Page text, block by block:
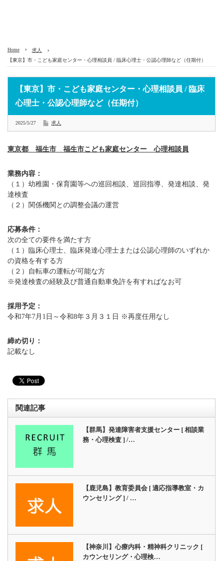
Home
求人
【東京】市・こども家庭センター・心理相談員 / 臨床心理士・公認心理師など（任期付）
【東京】市・こども家庭センター・心理相談員 / 臨床
心理士・公認心理師など（任期付）
2025/5/27 求人
東京都 福生市 福生市こども家庭センター 心理相談員
業務内容：
（１）幼稚園・保育園等への巡回相談、巡回指導、発達相談、発
達検査
（２）関係機関との調整会議の運営
応募条件：
次の全ての要件を満たす方
（１）臨床心理士、臨床発達心理士または公認心理師のいずれか
の資格を有する方
（２）自転車の運転が可能な方
※発達検査の経験及び普通自動車免許を有すればなお可
採用予定：
令和7年7月1日～令和8年３月３１日 ※再度任用なし
締め切り：
記載なし
関連記事
【群馬】発達障害者支援センター [ 相談業
務・心理検査 ] /…
【鹿児島】教育委員会 [ 適応指導教室・カ
ウンセリング ] / …
【神奈川】心療内科・精神科クリニック [
カウンセリング・心理検…